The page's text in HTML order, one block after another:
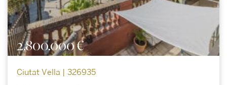
2.800.000 €
Ciutat Vella | 326935